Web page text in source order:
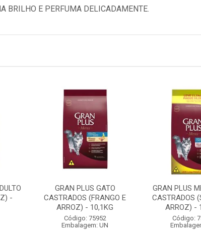
BRILHO E PERFUMA DELICADAMENTE.
-
GRAN PLUS GATO
CASTRADOS (FRANGO E
ARROZ) - 10,1KG
Código: 75952
Embalagem: UN
GRAN PLUS
CASTRADOS
ARROZ) -
Código: